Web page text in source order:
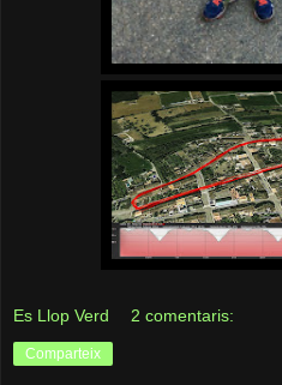
Es Llop Verd 2 comentaris:
Comparteix